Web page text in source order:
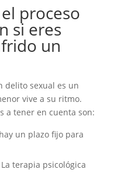
proceso
si eres
un
delito sexual es un
vive a su ritmo.
a tener en cuenta son:
un plazo fijo para
terapia psicológica